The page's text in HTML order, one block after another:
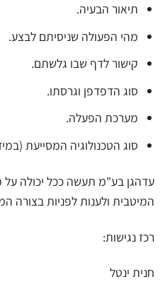
תיאור הבעיה.
מהי הפעולה שניסיתם לבצע.
קישור לדף שבו גלשתם.
סוג הדפדפן וגרסתו.
מערכת הפעלה.
סוג הטכנולוגיה המסייעת
עדהגן בע"מ תעשה ככל יכולה
המיטבית ולענות לפניות בצורה
רכז נגישות:
חנית ינטל